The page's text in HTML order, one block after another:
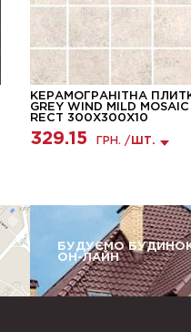
КЕРАМОГРАНІТНА
GREY WIND MILD MOSAIC
RECT 300X300X10
329.15 ГРН. / ШТ.
БУДУЄМО
ОН-ЛАЙН